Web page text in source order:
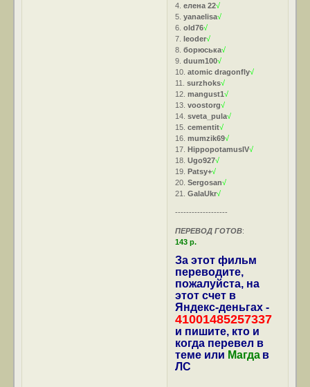
4.елена 22√
5.yanaelisa√
6.old76√
7.leoder√
8.борюська√
9.duum100√
10.atomic dragonfly√
11.surzhoks√
12.mangust1√
13.voostorg√
14.sveta_pula√
15.cementit√
16.mumzik69√
17.HippopotamusIV√
18.Ugo927√
19.Patsy+√
20.Sergosan√
21.GalaUkr√
-------------------
ПЕРЕВОД ГОТОВ:
143 р.
За этот фильм
переводите,
пожалуйста, на
этот счет в
Яндекс-деньгах -
41001485257337
и пишите, кто и
когда перевел в
теме или Магда в
ЛС